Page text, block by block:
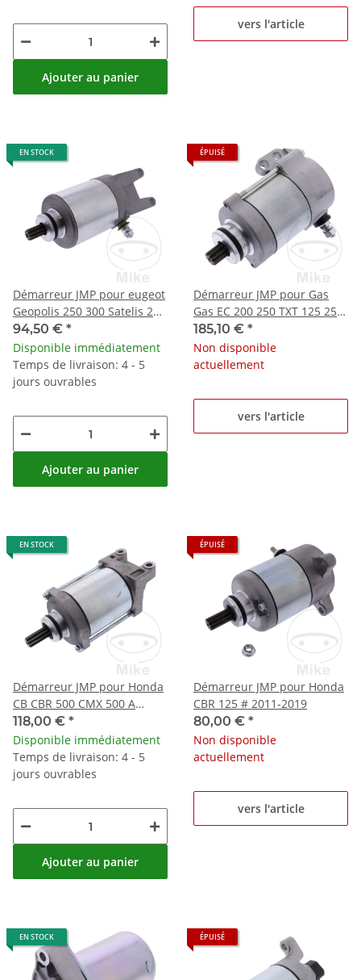
Ajouter au panier
vers l'article
EN STOCK
Démarreur JMP pour eugeot
Geopolis 250 300 Satelis 250
Satelis 2 300
94,50 € *
Disponible immédiatement
Temps de livraison: 4 - 5
jours ouvrables
Ajouter au panier
ÉPUISÉ
Démarreur JMP pour Gas
Gas EC 200 250 TXT 125 250
XC 250 300
185,10 € *
Non disponible
actuellement
vers l'article
EN STOCK
Démarreur JMP pour Honda
CB CBR 500 CMX 500 A
Rebel ABS
118,00 € *
Disponible immédiatement
Temps de livraison: 4 - 5
jours ouvrables
Ajouter au panier
ÉPUISÉ
Démarreur JMP pour Honda
CBR 125 # 2011-2019
80,00 € *
Non disponible
actuellement
vers l'article
EN STOCK ÉPUISÉ